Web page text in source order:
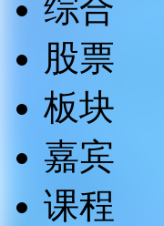
综合
股票
板块
嘉宾
课程